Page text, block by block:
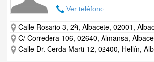
Ver teléfono
Calle Rosario 3, 2ºi, Albacete, 02001,
C/ Corredera 106, 02640, Almansa,
Calle Dr. Cerda Marti 12, 02400, Hellín,